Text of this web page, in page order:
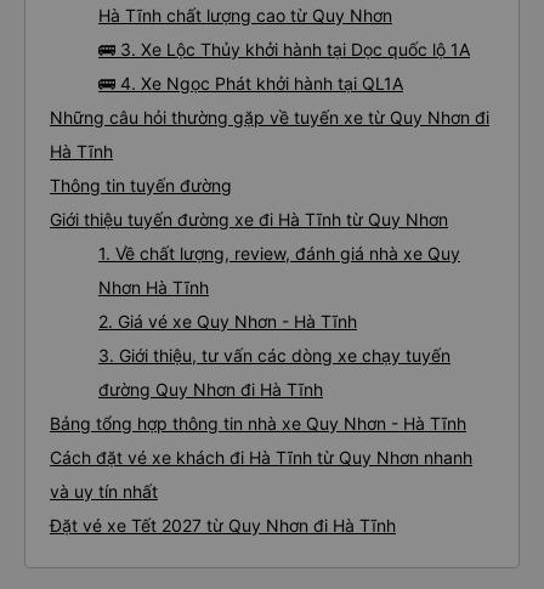
Hà Tĩnh chất lượng cao từ Quy Nhơn
🚌 3. Xe Lộc Thủy khởi hành tại Dọc quốc lộ 1A
🚌 4. Xe Ngọc Phát khởi hành tại QL1A
Những câu hỏi thường gặp về tuyến xe từ Quy Nhơn đi
Hà Tĩnh
Thông tin tuyến đường
Giới thiệu tuyến đường xe đi Hà Tĩnh từ Quy Nhơn
1. Về chất lượng, review, đánh giá nhà xe Quy
Nhơn Hà Tĩnh
2. Giá vé xe Quy Nhơn - Hà Tĩnh
3. Giới thiệu, tư vấn các dòng xe chạy tuyến
đường Quy Nhơn đi Hà Tĩnh
Bảng tổng hợp thông tin nhà xe Quy Nhơn - Hà Tĩnh
Cách đặt vé xe khách đi Hà Tĩnh từ Quy Nhơn nhanh
và uy tín nhất
Đặt vé xe Tết 2027 từ Quy Nhơn đi Hà Tĩnh